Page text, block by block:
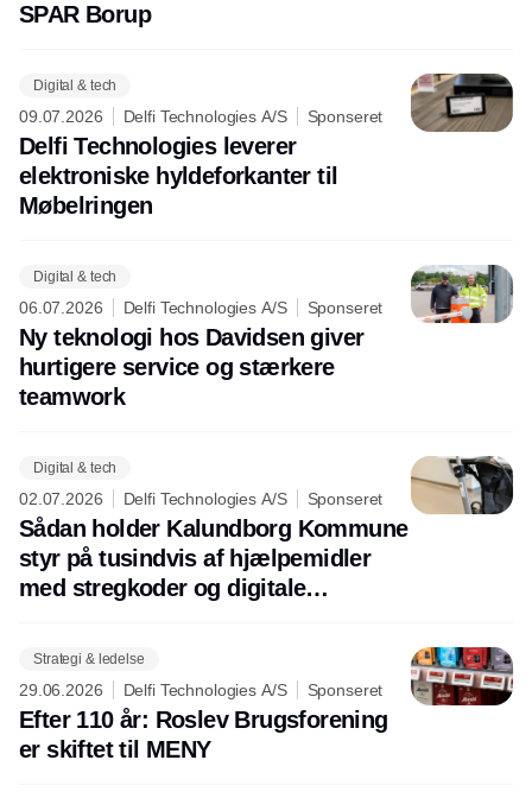
SPAR Borup
Digital & tech
09.07.2026 Delfi Technologies A/S Sponseret
Delfi Technologies leverer
elektroniske hyldeforkanter til
Møbelringen
Digital & tech
06.07.2026 Delfi Technologies A/S Sponseret
Ny teknologi hos Davidsen giver
hurtigere service og stærkere
teamwork
Digital & tech
02.07.2026 Delfi Technologies A/S Sponseret
Sådan holder Kalundborg Kommune
styr på tusindvis af hjælpemidler
med stregkoder og digitale
Strategi & ledelse
29.06.2026 Delfi Technologies A/S Sponseret
Efter 110 år: Roslev Brugsforening
er skiftet til MENY